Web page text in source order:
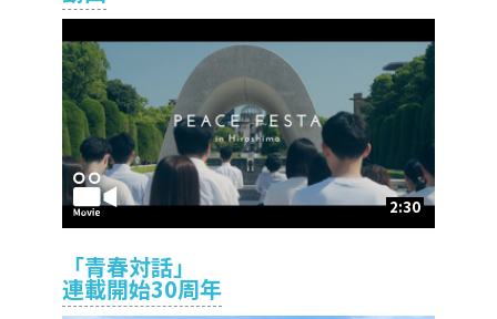
2:30
「青春対話」
連載開始30周年